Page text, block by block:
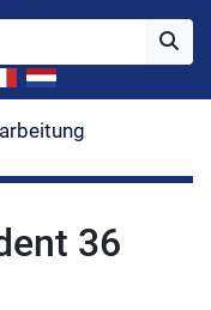
36